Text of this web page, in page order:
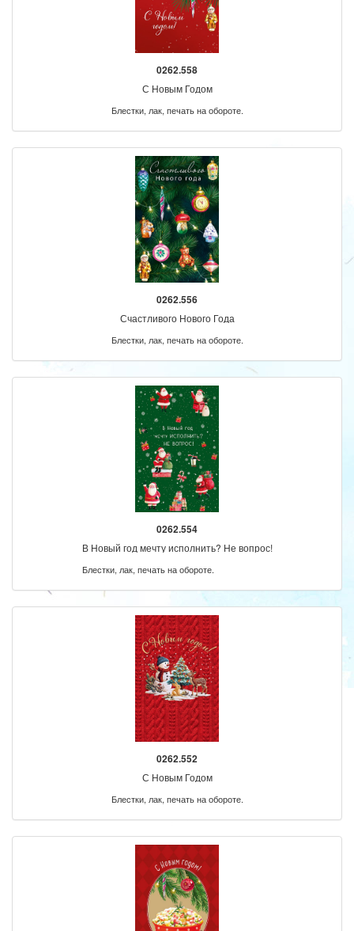
0262.558
С Новым Годом
Блестки, лак, печать на обороте.
0262.556
Счастливого Нового Года
Блестки, лак, печать на обороте.
0262.554
В Новый год мечту исполнить? Не вопрос!
Блестки, лак, печать на обороте.
0262.552
С Новым Годом
Блестки, лак, печать на обороте.